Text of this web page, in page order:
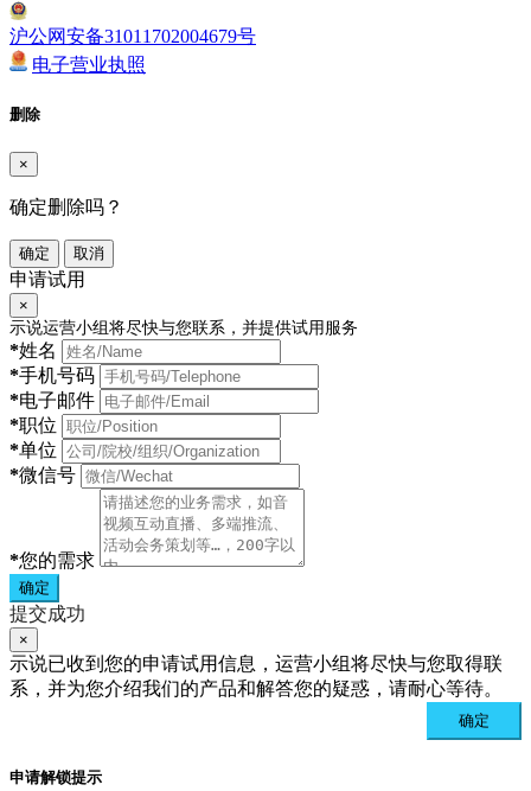
沪公网安备31011702004679号
电子营业执照
删除
×
确定删除吗？
确定 取消
申请试用
×
示说运营小组将尽快与您联系，并提供试用服务
*姓名
*手机号码
*电子邮件
*职位
*单位
*微信号
*您的需求
确定
提交成功
×
示说已收到您的申请试用信息，运营小组将尽快与您取得联
系，并为您介绍我们的产品和解答您的疑惑，请耐心等待。
确定
申请解锁提示